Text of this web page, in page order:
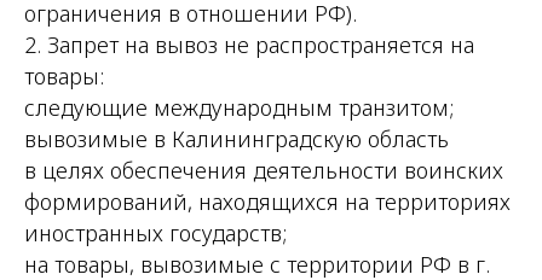
ограничения в отношении РФ).
2. Запрет на вывоз не распространяется на
товары:
следующие международным транзитом;
вывозимые в Калининградскую область
в целях обеспечения деятельности воинских
формирований, находящихся на территориях
иностранных государств;
на товары, вывозимые с территории РФ в г.